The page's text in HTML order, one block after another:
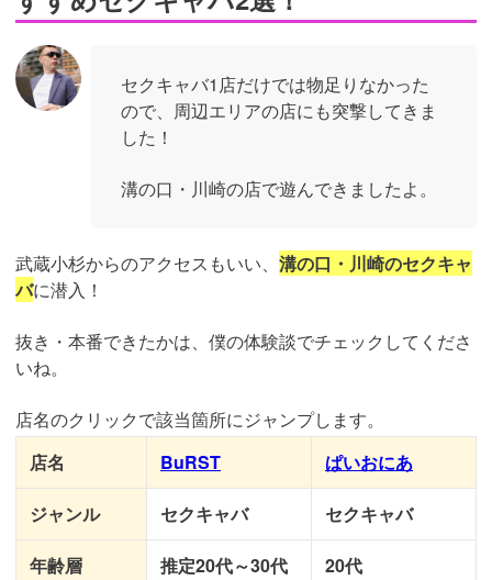
セクキャバ1店だけでは物足りなかった
ので、周辺エリアの店にも突撃してきま
した！
溝の口・川崎の店で遊んできましたよ。
武蔵小杉からのアクセスもいい、 溝の口・川崎のセクキャ
バに潜入！
抜き・本番できたかは、僕の体験談でチェックしてくださ
いね。
店名のクリックで該当箇所にジャンプします。
店名
BuRST ぱいおにあ
ジャンル セクキャバ セクキャバ
年齢層 推定20代～30代 20代